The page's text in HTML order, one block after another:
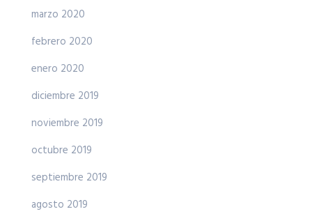
marzo 2020
febrero 2020
enero 2020
diciembre 2019
noviembre 2019
octubre 2019
septiembre 2019
agosto 2019